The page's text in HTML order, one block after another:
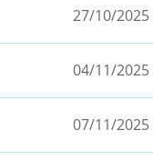
27/10/2025
04/11/2025
07/11/2025